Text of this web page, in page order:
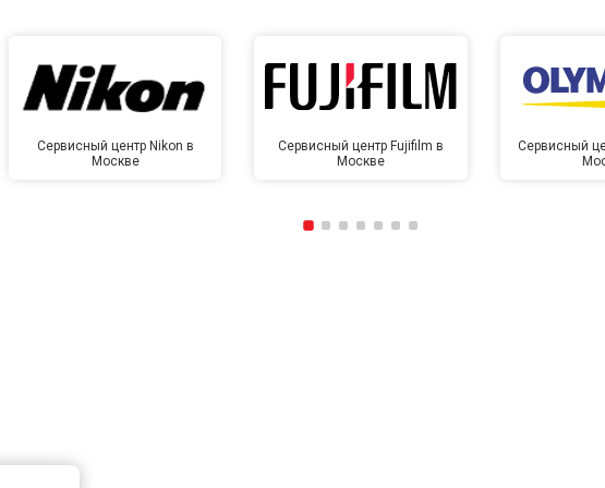
Сервисный центр Nikon в
Москве
Сервисный центр Fujifilm в
Москве
Сервисный